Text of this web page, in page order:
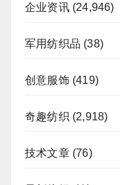
企业资讯(24,946)
军用纺织品 (38)
创意服饰(419)
奇趣纺织 (2,918)
技术文章(76)